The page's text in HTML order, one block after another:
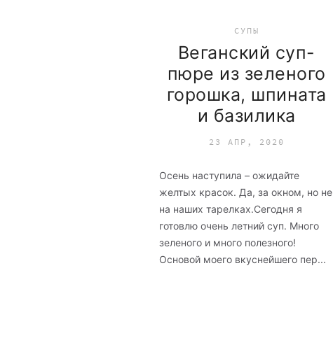
СУПЫ
Веганский суп-
пюре из зеленого
горошка, шпината
и базилика
23 АПР, 2020
Осень наступила – ожидайте
желтых красок. Да, за окном, но не
на наших тарелках.Сегодня я
готовлю очень летний суп. Много
зеленого и много полезного!
Основой моего вкуснейшего пер...